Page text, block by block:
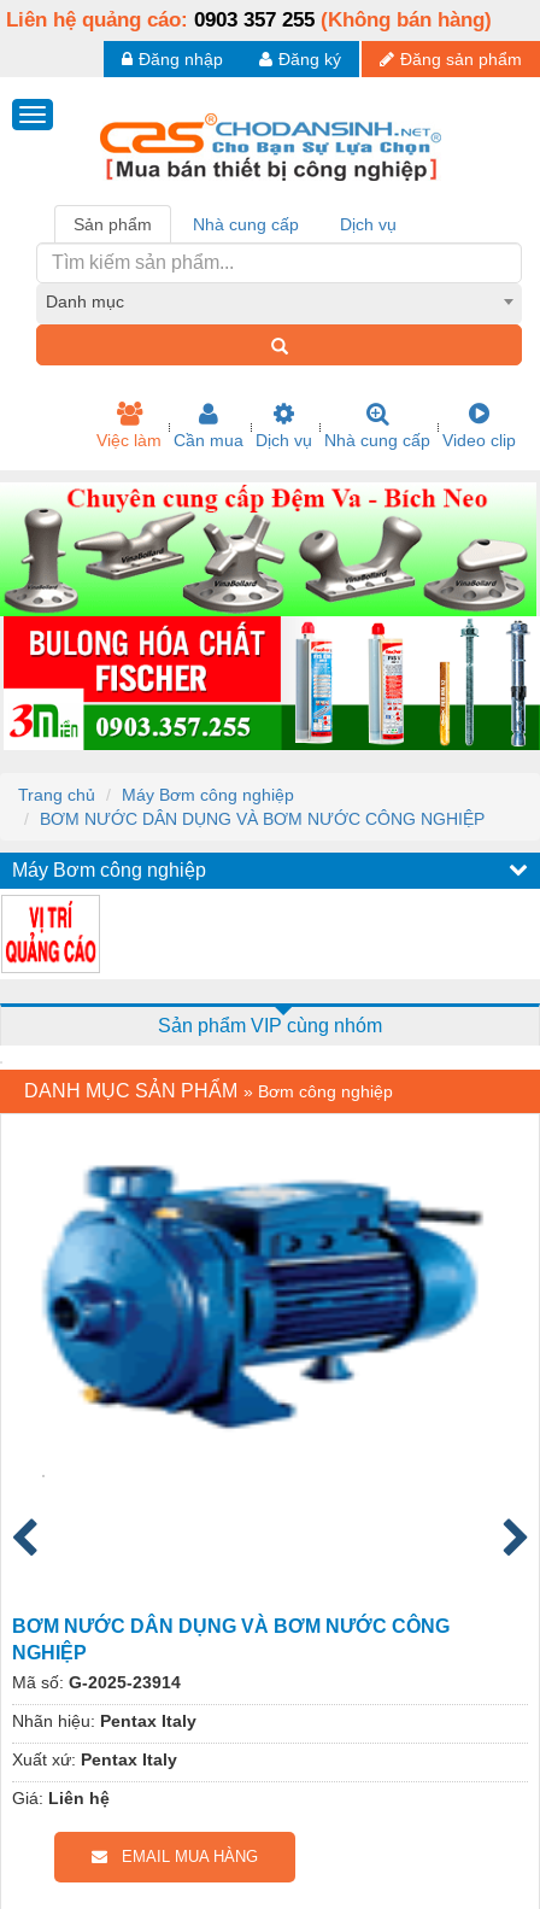
Liên hệ quảng cáo: 0903 357 255 (Không bán hàng)
Đăng sản phẩm
Đăng ký
Đăng nhập
Sản phẩm Nhà cung cấp Dịch vụ
Danh mục
Việc làm Cần mua Dịch vụ Nhà cung cấp Video clip
Trang chủ
Máy Bơm công nghiệp
BƠM NƯỚC DÂN DỤNG VÀ BƠM NƯỚC CÔNG NGHIỆP
Máy Bơm công nghiệp
Sản phẩm VIP cùng nhóm
DANH MỤC SẢN PHẨM » Bơm công nghiệp
BƠM NƯỚC DÂN DỤNG VÀ BƠM NƯỚC CÔNG
NGHIỆP
Mã số: G-2025-23914
Nhãn hiệu: Pentax Italy
Xuất xứ: Pentax Italy
Giá: Liên hệ
EMAIL MUA HÀNG